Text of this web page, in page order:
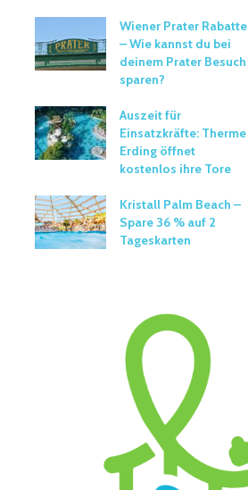
Wiener Prater Rabatte
– Wie kannst du bei
deinem Prater Besuch
sparen?
Auszeit für
Einsatzkräfte: Therme
Erding öffnet
kostenlos ihre Tore
Kristall Palm Beach –
Spare 36 % auf 2
Tageskarten